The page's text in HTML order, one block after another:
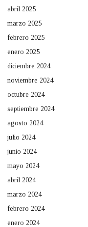
abril 2025
marzo 2025
febrero 2025
enero 2025
diciembre 2024
noviembre 2024
octubre 2024
septiembre 2024
agosto 2024
julio 2024
junio 2024
mayo 2024
abril 2024
marzo 2024
febrero 2024
enero 2024